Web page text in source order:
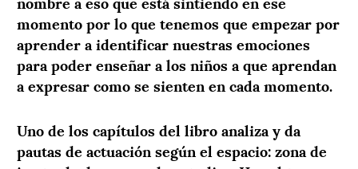
momento por lo que tenemos que empezar por
aprender a identificar nuestras emociones
para poder enseñar a los niños a que aprendan
a expresar como se sienten en cada momento.
Uno de los capítulos del libro analiza y da
pautas de actuación según el espacio: zona de